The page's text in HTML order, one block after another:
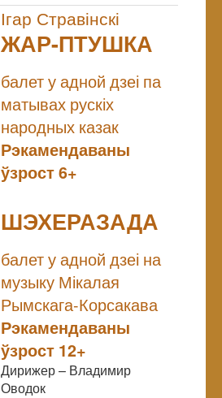
Ігар Стравінскі
ЖАР-ПТУШКА
балет у адной дзеі па
матывах рускіх
народных казак
Рэкамендаваны
ўзрост 6+
ШЭХЕРАЗАДА
балет у адной дзеі на
музыку Мікалая
Рымскага-Корсакава
Рэкамендаваны
ўзрост 12+
Дирижер – Владимир
Оводок